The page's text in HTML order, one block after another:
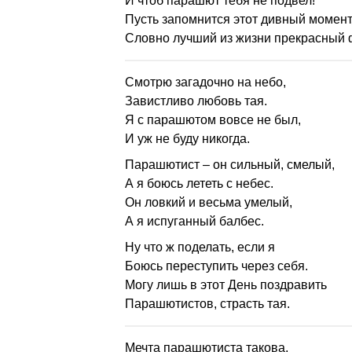
Пусть запомнится этот дивный
Словно лучший из жизни прекрасный
Смотрю загадочно на небо,
Завистливо любовь тая.
Я с парашютом вовсе не был,
И уж не буду никогда.
Парашютист – он сильный, смелый,
А я боюсь лететь с небес.
Он ловкий и весьма умелый,
А я испуганный балбес.
Ну что ж поделать, если я
Боюсь переступить через себя.
Могу лишь в этот День поздравить
Парашютистов, страсть тая.
Мечта парашютиста такова,